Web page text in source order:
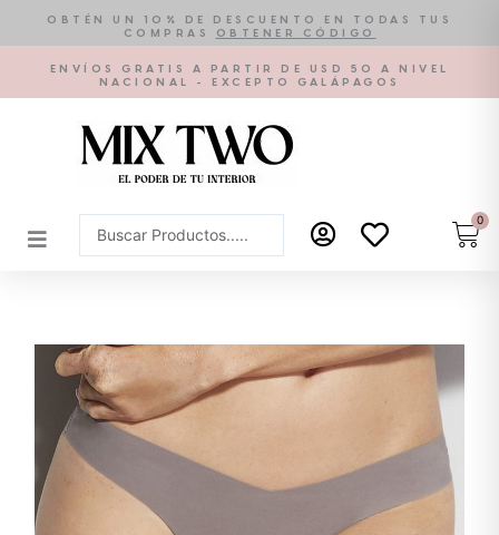
contenido
OBTÉN UN 10% DE DESCUENTO EN TODAS TUS
COMPRAS
OBTENER CÓDIGO
ENVÍOS GRATIS A PARTIR DE USD 50 A NIVEL
NACIONAL - EXCEPTO GALÁPAGOS
Search
...
0